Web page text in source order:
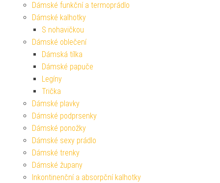
Dámské funkční a termoprádlo
Dámské kalhotky
S nohavičkou
Dámské oblečení
Dámská tílka
Dámské papuče
Legíny
Trička
Dámské plavky
Dámské podprsenky
Dámské ponožky
Dámské sexy prádlo
Dámské trenky
Dámské župany
Inkontinenční a absorpční kalhotky